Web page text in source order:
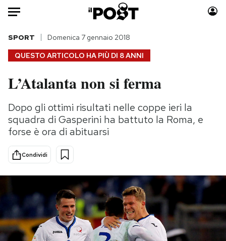
Auto
HOME
Italia
Politica
Tecnologia
Scienza
Moda
Consumismi
Altrecose
Mondiali calcio 2026
QUESTO ARTICOLO HA PIÙ DI 8 ANNI
SPORT Domenica 7 gennaio 2018
L’Atalanta non si ferma
Dopo gli ottimi risultati nelle coppe ieri la
squadra di Gasperini ha battuto la Roma, e
forse è ora di abituarsi
Condividi